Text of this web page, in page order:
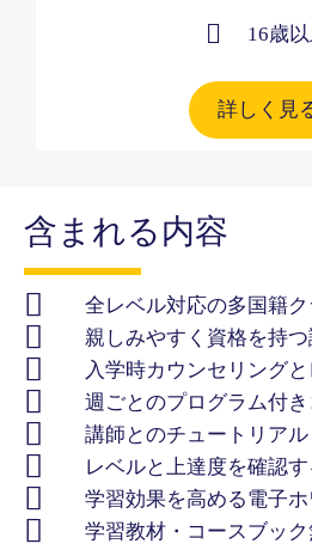
16歳
詳しく見
含まれる内容
全レベル対応の多国籍ク
親しみやすく資格を持つ
入学時カウンセリング
週ごとのプログラム付
講師とのチュートリアル
レベルと上達度を確認
学習効果を高める電子
学習教材・コースブッ